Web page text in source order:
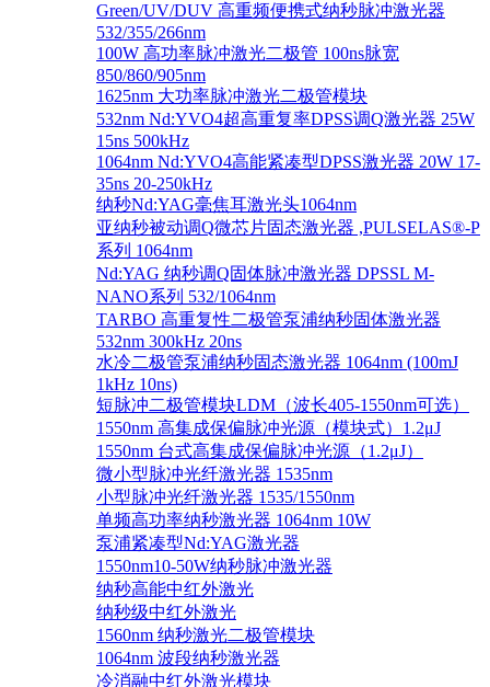
Green/UV/DUV 高重频便携式纳秒脉冲激光器
532/355/266nm
100W 高功率脉冲激光二极管 100ns脉宽
850/860/905nm
1625nm 大功率脉冲激光二极管模块
532nm Nd:YVO4超高重复率DPSS调Q激光器 25W
15ns 500kHz
1064nm Nd:YVO4高能紧凑型DPSS激光器 20W 17-
35ns 20-250kHz
纳秒Nd:YAG毫焦耳激光头1064nm
亚纳秒被动调Q微芯片固态激光器 ,PULSELAS®-P
系列 1064nm
Nd:YAG 纳秒调Q固体脉冲激光器 DPSSL M-
NANO系列 532/1064nm
TARBO 高重复性二极管泵浦纳秒固体激光器
532nm 300kHz 20ns
水冷二极管泵浦纳秒固态激光器 1064nm (100mJ
1kHz 10ns)
短脉冲二极管模块LDM（波长405-1550nm可选）
1550nm 高集成保偏脉冲光源（模块式）1.2μJ
1550nm 台式高集成保偏脉冲光源（1.2μJ）
微小型脉冲光纤激光器 1535nm
小型脉冲光纤激光器 1535/1550nm
单频高功率纳秒激光器 1064nm 10W
泵浦紧凑型Nd:YAG激光器
1550nm10-50W纳秒脉冲激光器
纳秒高能中红外激光
纳秒级中红外激光
1560nm 纳秒激光二极管模块
1064nm 波段纳秒激光器
冷消融中红外激光模块